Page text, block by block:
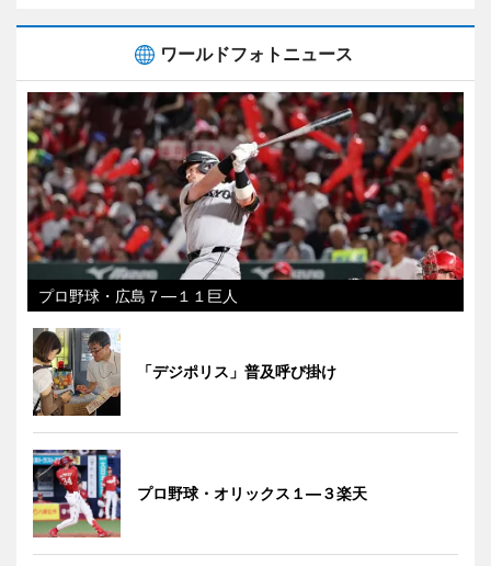
ワールドフォトニュース
プロ野球・広島７―１１巨人
「デジポリス」普及呼び掛け
プロ野球・オリックス１―３楽天